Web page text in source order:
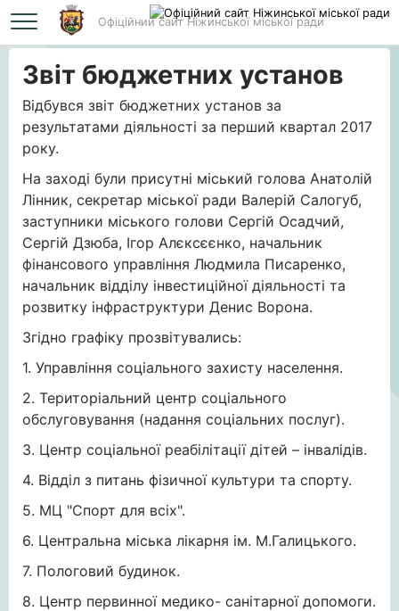
Офіційний сайт Ніжинської міської ради
Головна Звіт бюджетних установ
Звіт бюджетних установ
Відбувся звіт бюджетних установ за
результатами діяльності за перший квартал 2017
року.
На заході були присутні міський голова Анатолій
Лінник, секретар міської ради Валерій Салогуб,
заступники міського голови Сергій Осадчий,
Сергій Дзюба, Ігор Алєксєєнко, начальник
фінансового управління Людмила Писаренко,
начальник відділу інвестиційної діяльності та
розвитку інфраструктури Денис Ворона.
Згідно графіку прозвітувались:
1. Управління соціального захисту населення.
2. Територіальний центр соціального
обслуговування (надання соціальних послуг).
3. Центр соціальної реабілітації дітей – інвалідів.
4. Відділ з питань фізичної культури та спорту.
5. МЦ "Спорт для всіх".
6. Центральна міська лікарня ім. М.Галицького.
7. Пологовий будинок.
8. Центр первинної медико- санітарної допомоги.